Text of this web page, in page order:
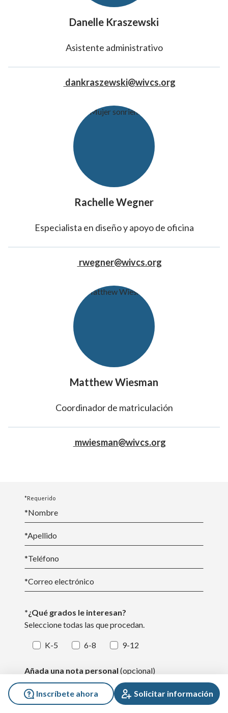
Danelle Kraszewski
Asistente administrativo
dankraszewski@wivcs.org
Rachelle Wegner
Especialista en diseño y apoyo de oficina
rwegner@wivcs.org
Matthew Wiesman
Coordinador de matriculación
mwiesman@wivcs.org
*Requerido
*Nombre
*Apellido
*Teléfono
*Correo electrónico
*¿Qué grados le interesan?
Seleccione todas las que procedan.
K-5 6-8 9-12
Añada una nota personal (opcional)
¿En qué podemos ayudarle?
Inscríbete ahora Solicitar información